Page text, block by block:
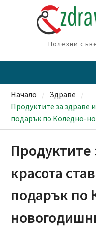
Полезни
Начало
Здраве
Продуктите за здраве
подарък по Коледно-
Продуктите
красота
подарък по